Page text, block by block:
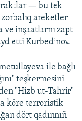
— bu tek
areketler
ve inşaatlarnı zapt
etti Kurbedinov.
ile bağlı
teşkermesini
"Hizb ut-Tahrir"
köre terroristik
dört qadınnıñ